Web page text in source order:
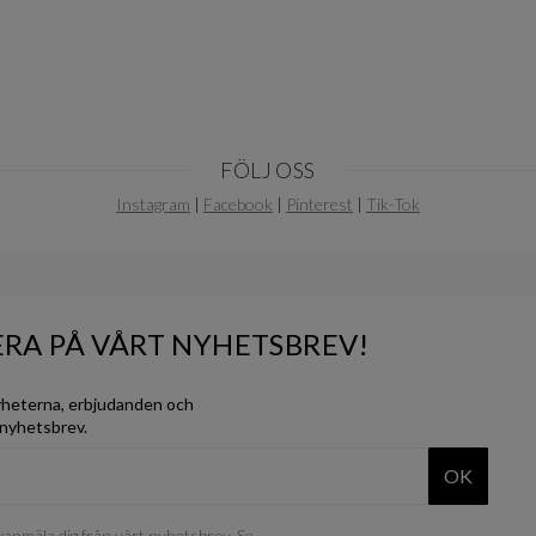
FÖLJ OSS
Instagram | Facebook | Pinterest | Tik-Tok
PÅ VÅRT NYHETSBREV!
erbjudanden och
OK